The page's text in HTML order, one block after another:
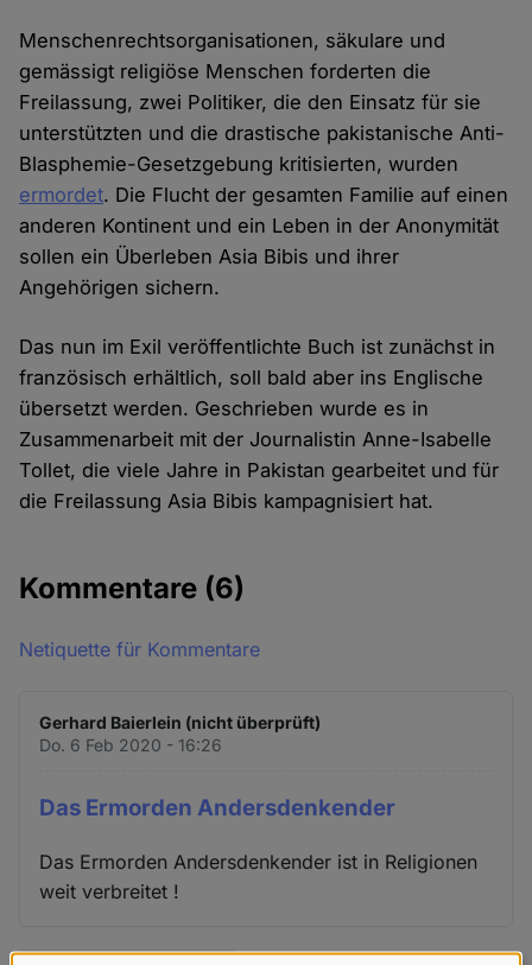
Menschenrechtsorganisationen, säkulare und
gemässigt religiöse Menschen forderten die
Freilassung, zwei Politiker, die den Einsatz für sie
unterstützten und die drastische pakistanische Anti-
Blasphemie-Gesetzgebung kritisierten, wurden
ermordet. Die Flucht der gesamten Familie auf einen
anderen Kontinent und ein Leben in der Anonymität
sollen ein Überleben Asia Bibis und ihrer
Angehörigen sichern.
Das nun im Exil veröffentlichte Buch ist zunächst in
französisch erhältlich, soll bald aber ins Englische
übersetzt werden. Geschrieben wurde es in
Zusammenarbeit mit der Journalistin Anne-Isabelle
Tollet, die viele Jahre in Pakistan gearbeitet und für
die Freilassung Asia Bibis kampagnisiert hat.
Kommentare (6)
Netiquette für Kommentare
Gerhard Baierlein (nicht überprüft)
Do. 6 Feb 2020 - 16:26
Das Ermorden Andersdenkender
Das Ermorden Andersdenkender ist in Religionen
weit verbreitet !